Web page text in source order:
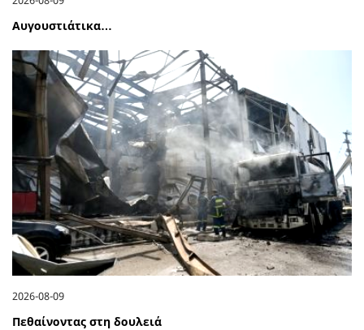
Αυγουστιάτικα…
2026-08-09
Πεθαίνοντας στη δουλειά